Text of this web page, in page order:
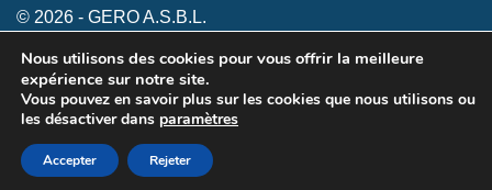
© 2026 - GERO A.S.B.L.
Conditions générales
Inscription membres existants
Annonceurs
Nous utilisons des cookies pour vous offrir la meilleure
expérience sur notre site.
Vous pouvez en savoir plus sur les cookies que nous utilisons ou
les désactiver dans paramètres
Accepter Rejeter